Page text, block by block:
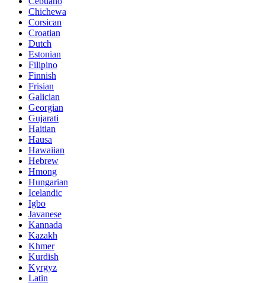
Chichewa
Corsican
Croatian
Dutch
Estonian
Filipino
Finnish
Frisian
Galician
Georgian
Gujarati
Haitian
Hausa
Hawaiian
Hebrew
Hmong
Hungarian
Icelandic
Igbo
Javanese
Kannada
Kazakh
Khmer
Kurdish
Kyrgyz
Latin